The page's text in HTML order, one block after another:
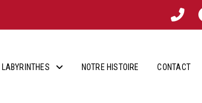
LABYRINTHES NOTRE HISTOIRE CONTACT